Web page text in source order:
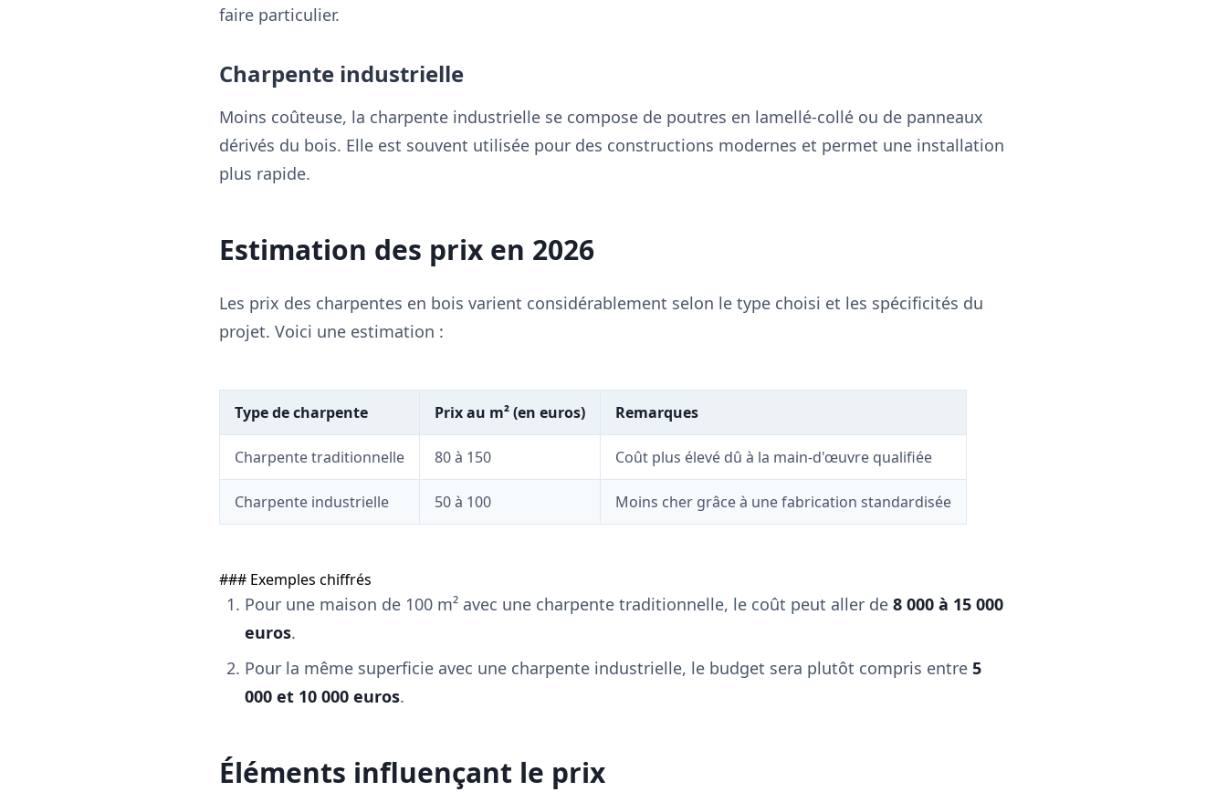
faire particulier.
Charpente industrielle
Moins coûteuse, la charpente industrielle se compose de poutres en lamellé-collé ou de panneaux
dérivés du bois. Elle est souvent utilisée pour des constructions modernes et permet une installation
plus rapide.
Estimation des prix en 2026
Les prix des charpentes en bois varient considérablement selon le type choisi et les spécificités du
projet. Voici une estimation :
Type de charpente Prix au m² (en euros) Remarques
Charpente traditionnelle 80 à 150 Coût plus élevé dû à la main-d'œuvre qualifiée
Charpente industrielle 50 à 100 Moins cher grâce à une fabrication standardisée
### Exemples chiffrés
Pour une maison de 100 m² avec une charpente traditionnelle, le coût peut aller de 8 000 à 15 000
euros.
Pour la même superficie avec une charpente industrielle, le budget sera plutôt compris entre 5
000 et 10 000 euros.
Éléments influençant le prix